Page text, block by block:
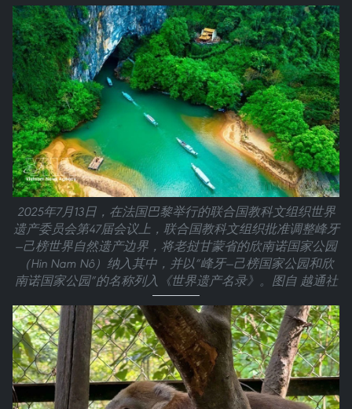
2025年7月13日，在法国巴黎举行的联合国教科文组织世界
遗产委员会第47届会议上，联合国教科文组织批准调整峰牙
—己榜世界自然遗产边界，将老挝甘蒙省的欣南诺国家公园
（Hin Nam Nô）纳入其中，并以“峰牙—己榜国家公园和欣
南诺国家公园”的名称列入《世界遗产名录》。图自 越通社